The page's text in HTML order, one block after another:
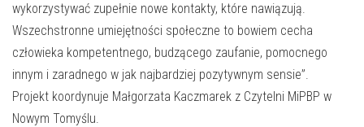
wykorzystywać zupełnie nowe kontakty, które nawiązują.
Wszechstronne umiejętności społeczne to bowiem cecha
człowieka kompetentnego, budzącego zaufanie, pomocnego
innym i zaradnego w jak najbardziej pozytywnym sensie”.
Projekt koordynuje Małgorzata Kaczmarek z Czytelni MiPBP w
Nowym Tomyślu.